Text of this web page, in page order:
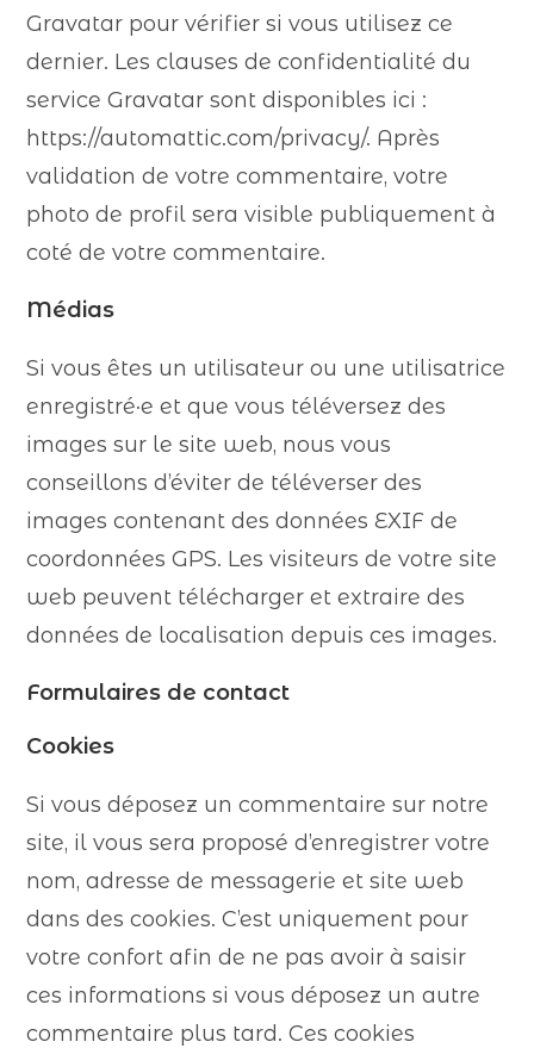
Gravatar pour vérifier si vous utilisez ce
dernier. Les clauses de confidentialité du
service Gravatar sont disponibles ici :
https://automattic.com/privacy/. Après
validation de votre commentaire, votre
photo de profil sera visible publiquement à
coté de votre commentaire.
Médias
Si vous êtes un utilisateur ou une utilisatrice
enregistré·e et que vous téléversez des
images sur le site web, nous vous
conseillons d’éviter de téléverser des
images contenant des données EXIF de
coordonnées GPS. Les visiteurs de votre site
web peuvent télécharger et extraire des
données de localisation depuis ces images.
Formulaires de contact
Cookies
Si vous déposez un commentaire sur notre
site, il vous sera proposé d’enregistrer votre
nom, adresse de messagerie et site web
dans des cookies. C’est uniquement pour
votre confort afin de ne pas avoir à saisir
ces informations si vous déposez un autre
commentaire plus tard. Ces cookies